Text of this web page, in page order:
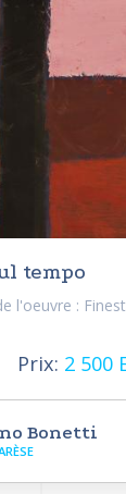
tempo
l'oeuvre :
Prix: 2 500
Bonetti